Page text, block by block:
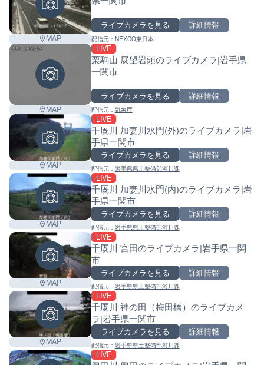
MAP
ライブカメラを見る 詳細情報
配信元： NEXCO東日本
MAP
LIVE
栗駒山 展望岩頭のライブカメラ|岩手県
一関市
ライブカメラを見る 詳細情報
配信元： 気象庁
MAP
LIVE
千厩川 加妻川水門(外)のライブカメラ|岩
手県一関市
ライブカメラを見る 詳細情報
配信元： 岩手県県土整備部河川課
MAP
LIVE
千厩川 加妻川水門(内)のライブカメラ|岩
手県一関市
ライブカメラを見る 詳細情報
配信元： 岩手県県土整備部河川課
MAP
LIVE
千厩川 宮田のライブカメラ|岩手県一関
市
ライブカメラを見る 詳細情報
配信元： 岩手県県土整備部河川課
MAP
LIVE
千厩川 神の田（梅田橋）のライブカメ
ラ|岩手県一関市
ライブカメラを見る 詳細情報
配信元： 岩手県県土整備部河川課
LIVE